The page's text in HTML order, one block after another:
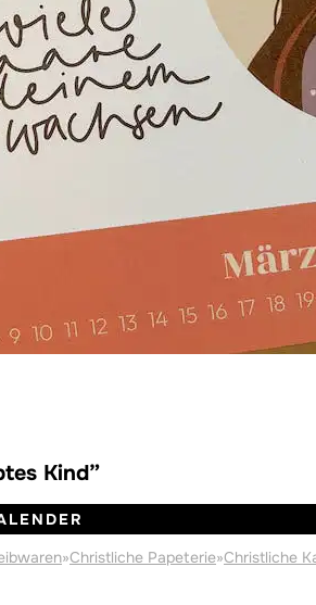
Kind”
»Christliche Papeterie»Christliche